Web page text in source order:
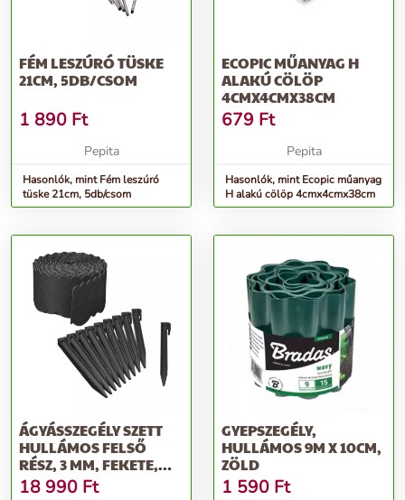
FÉM LESZÚRÓ TÜSKE
21CM, 5DB/CSOM
1 890 Ft
Pepita
Hasonlók, mint Fém leszúró
tüske 21cm, 5db/csom
ECOPIC MŰANYAG H
ALAKÚ CÖLÖP
4CMX4CMX38CM
679 Ft
Pepita
Hasonlók, mint Ecopic műanyag
H alakú cölöp 4cmx4cmx38cm
ÁGYÁSSZEGÉLY SZETT
HULLÁMOS FELSŐ
RÉSZ, 3 MM, FEKETE,
13CMX12M +...
18 990 Ft
GYEPSZEGÉLY,
HULLÁMOS 9M X 10CM,
ZÖLD
1 590 Ft